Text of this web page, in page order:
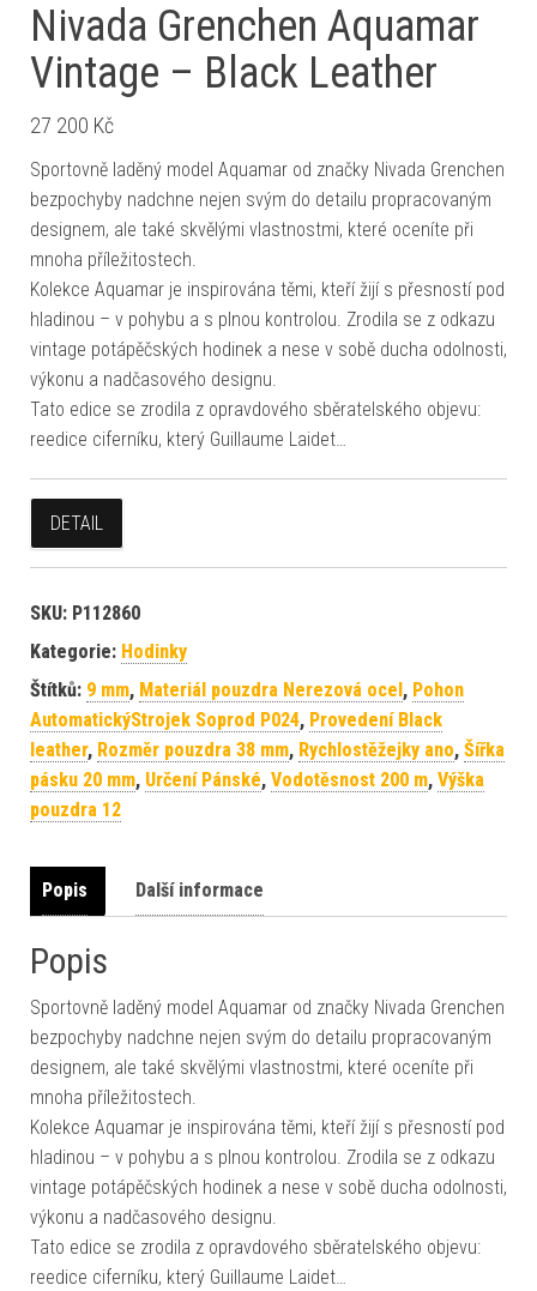
Nivada Grenchen Aquamar
Vintage – Black Leather
27 200 Kč
Sportovně laděný model Aquamar od značky Nivada Grenchen
bezpochyby nadchne nejen svým do detailu propracovaným
designem, ale také skvělými vlastnostmi, které oceníte při
mnoha příležitostech.
Kolekce Aquamar je inspirována těmi, kteří žijí s přesností pod
hladinou – v pohybu a s plnou kontrolou. Zrodila se z odkazu
vintage potápěčských hodinek a nese v sobě ducha odolnosti,
výkonu a nadčasového designu.
Tato edice se zrodila z opravdového sběratelského objevu:
reedice ciferníku, který Guillaume Laidet…
DETAIL
SKU: P112860
Kategorie: Hodinky
Štítků: 9 mm, Materiál pouzdra Nerezová ocel, Pohon
AutomatickýStrojek Soprod P024, Provedení Black
leather, Rozměr pouzdra 38 mm, Rychlostěžejky ano, Šířka
pásku 20 mm, Určení Pánské, Vodotěsnost 200 m, Výška
pouzdra 12
Popis Další informace
Popis
Sportovně laděný model Aquamar od značky Nivada Grenchen
bezpochyby nadchne nejen svým do detailu propracovaným
designem, ale také skvělými vlastnostmi, které oceníte při
mnoha příležitostech.
Kolekce Aquamar je inspirována těmi, kteří žijí s přesností pod
hladinou – v pohybu a s plnou kontrolou. Zrodila se z odkazu
vintage potápěčských hodinek a nese v sobě ducha odolnosti,
výkonu a nadčasového designu.
Tato edice se zrodila z opravdového sběratelského objevu:
reedice ciferníku, který Guillaume Laidet…